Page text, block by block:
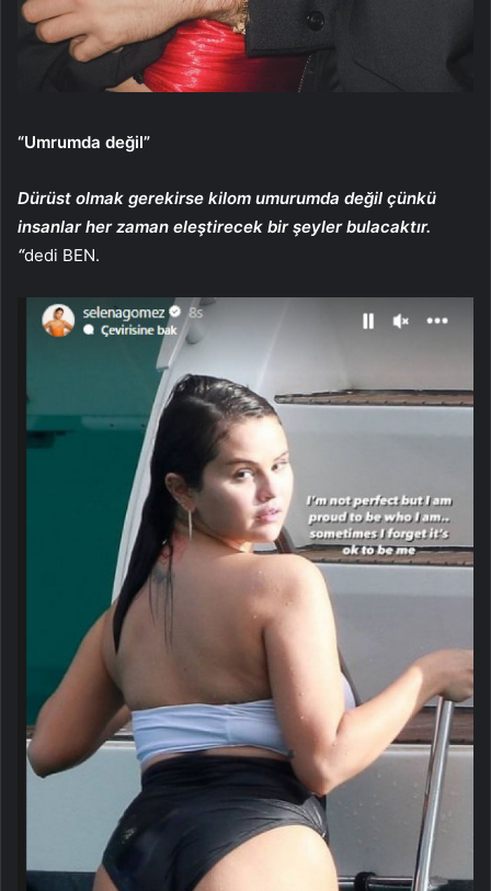
“Umrumda değil”
Dürüst olmak gerekirse kilom umurumda değil çünkü
insanlar her zaman eleştirecek bir şeyler bulacaktır.
“dedi BEN.